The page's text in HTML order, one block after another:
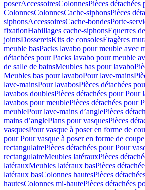
poserAccessoiresColonnesPièces détachées
ColonnesColonnesCache-siphonsPièces
siphonsAccessoiresCache-bondesPorte-
fixationHabillages cache-siphonsEquerres
jointsDosseretsKits de consolesÉtagères
meuble basPacks lavabo pour meuble avec
détachées pour Packs lavabo pour meuble
de salle de bainsMeubles bas pour lavabo
Meubles bas pour lavaboPour lave-mains
lave-mainsPour lavabosPièces détachées
lavabos doublesPièces détachées pour Pour
lavabos pour meublePièces détachées pour
meublePour lave-mains d’anglePièces
mains d’anglePlans pour vasquesPièces
vasquesPour vasque à poser en forme de
pour Pour vasque à poser en forme de
rectangulairePièces détachées pour Pour
rectangulaireMeubles latérauxPièces
latérauxMeubles latéraux basPièces
latéraux basColonnes hautesPièces
hautesColonnes mi-hautePièces détachées